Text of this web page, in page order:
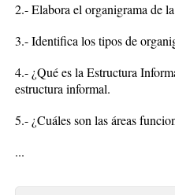
2.- Elabora el organigrama de
3.- Identifica los tipos de
4.- ¿Qué es la Estructura
estructura informal.
5.- ¿Cuáles son las áreas
...